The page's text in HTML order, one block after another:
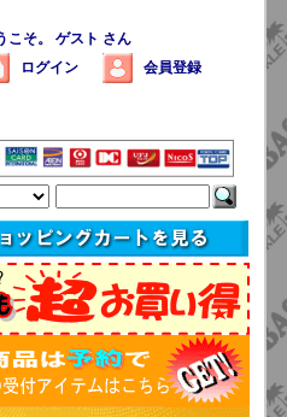
こそ。 ゲスト さん
ログイン
会員登録